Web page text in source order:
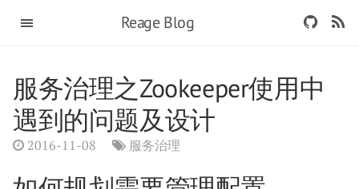
Reage Blog
服务治理之zookeeper使用中
遇到的问题及设计
2016-11-08 服务治理